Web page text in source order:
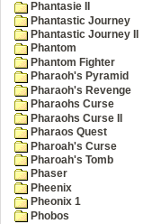
Phantasie II
Phantastic Journey
Phantastic Journey II
Phantom
Phantom Fighter
Pharaoh's Pyramid
Pharaoh's Revenge
Pharaohs Curse
Pharaohs Curse II
Pharaos Quest
Pharoah's Curse
Pharoah's Tomb
Phaser
Pheenix
Pheonix 1
Phobos